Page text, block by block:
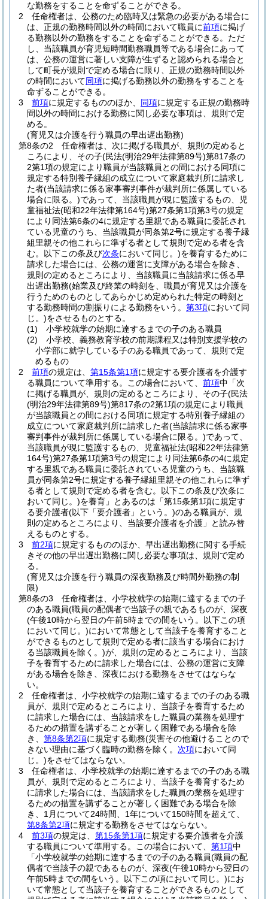
な勤務をすることを命ずることができる。
2
任命権者は、公務のため臨時又は緊急の必要がある場合に
は、正規の勤務時間以外の時間において職員に前項に掲げ
る勤務以外の勤務をすることを命ずることができる。 ただ
し、当該職員が育児短時間勤務職員等である場合にあって
は、公務の運営に著しい支障が生ずると認められる場合と
して町長が規則で定める場合に限り、正規の勤務時間以外
の時間において同項に掲げる勤務以外の勤務をすることを
命ずることができる。
3
前項に規定するもののほか、 同項に規定する正規の勤務時
間以外の時間における勤務に関し必要な事項は、規則で定
める。
(育児又は介護を行う職員の早出遅出勤務)
第8条の2
任命権者は、次に掲げる職員が、規則の定めると
ころにより、その子(民法(明治29年法律第89号)第817条の
2第1項の規定により職員が当該職員との間における同項に
規定する特別養子縁組の成立について家庭裁判所に請求し
た者(当該請求に係る家事審判事件が裁判所に係属している
場合に限る。)であって、当該職員が現に監護するもの、児
童福祉法(昭和22年法律第164号)第27条第1項第3号の規定
により同法第6条の4に規定する里親である職員に委託され
ている児童のうち、当該職員が同条第2号に規定する養子縁
組里親その他これらに準ずる者として規則で定める者を含
む。以下この条及び次条において同じ。)を養育するために
請求した場合には、公務の運営に支障がある場合を除き、
規則の定めるところにより、当該職員に当該請求に係る早
出遅出勤務(始業及び終業の時刻を、職員が育児又は介護を
行うためのものとしてあらかじめ定められた特定の時刻と
する勤務時間の割振りによる勤務をいう。 第3項において同
じ。)をさせるものとする。
(1)
小学校就学の始期に達するまでの子のある職員
(2)
小学校、義務教育学校の前期課程又は特別支援学校の
小学部に就学している子のある職員であって、規則で定
めるもの
2
前項の規定は、 第15条第1項に規定する要介護者を介護す
る職員について準用する。
この場合において、 前項中「次
に掲げる職員が、規則の定めるところにより、その子(民法
(明治29年法律第89号)第817条の2第1項の規定により職員
が当該職員との間における同項に規定する特別養子縁組の
成立について家庭裁判所に請求した者(当該請求に係る家事
審判事件が裁判所に係属している場合に限る。)であって、
当該職員が現に監護するもの、児童福祉法(昭和22年法律第
164号)第27条第1項第3号の規定により同法第6条の4に規定
する里親である職員に委託されている児童のうち、当該職
員が同条第2号に規定する養子縁組里親その他これらに準ず
る者として規則で定める者を含む。以下この条及び次条に
おいて同じ。)を養育」とあるのは「第15条第1項に規定す
る要介護者(以下「要介護者」という。)のある職員が、規
則の定めるところにより、当該要介護者を介護」と読み替
えるものとする。
3
前2項に規定するもののほか、早出遅出勤務に関する手続
きその他の早出遅出勤務に関し必要な事項は、規則で定め
る。
(育児又は介護を行う職員の深夜勤務及び時間外勤務の制
限)
第8条の3
任命権者は、小学校就学の始期に達するまでの子
のある職員(職員の配偶者で当該子の親であるものが、深夜
(午後10時から翌日の午前5時までの間をいう。以下この項
において同じ。)において常態として当該子を養育すること
ができるものとして規則で定める者に該当する場合におけ
る当該職員を除く。)が、規則の定めるところにより、当該
子を養育するために請求した場合には、公務の運営に支障
がある場合を除き、深夜における勤務をさせてはならな
い。
2
任命権者は、小学校就学の始期に達するまでの子のある職
員が、規則で定めるところにより、当該子を養育するため
に請求した場合には、当該請求をした職員の業務を処理す
るための措置を講ずることが著しく困難である場合を除
き、 第8条第2項に規定する勤務(災害その他避けることので
きない理由に基づく臨時の勤務を除く。 次項において同
じ。)をさせてはならない。
3
任命権者は、小学校就学の始期に達するまでの子のある職
員が、規則で定めるところにより、当該子を養育するため
に請求した場合には、当該請求をした職員の業務を処理す
るための措置を講ずることが著しく困難である場合を除
き、1月について24時間、1年について150時間を超えて、
第8条第2項に規定する勤務をさせてはならない。
4
前3項の規定は、 第15条第1項に規定する要介護者を介護
する職員について準用する。
この場合において、 第1項中
「小学校就学の始期に達するまでの子のある職員(職員の配
偶者で当該子の親であるものが、深夜(午後10時から翌日の
午前5時までの間をいう。以下この項において同じ。)にお
いて常態として当該子を養育することができるものとして